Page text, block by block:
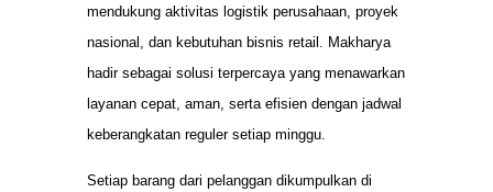
mendukung aktivitas logistik perusahaan, proyek
nasional, dan kebutuhan bisnis retail. Makharya
hadir sebagai solusi terpercaya yang menawarkan
layanan cepat, aman, serta efisien dengan jadwal
keberangkatan reguler setiap minggu.
Setiap barang dari pelanggan dikumpulkan di